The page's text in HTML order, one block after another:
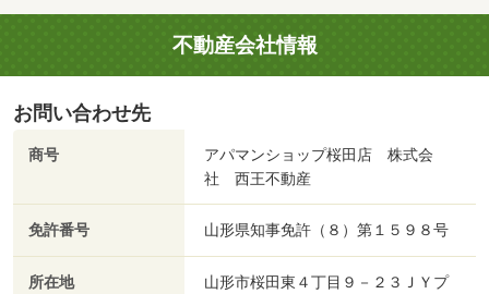
不動産会社情報
お問い合わせ先
商号
アパマンショップ桜田店 株式会
社 西王不動産
免許番号 山形県知事免許（８）第１５９８号
所在地
山形市桜田東４丁目９－２３ＪＹプ